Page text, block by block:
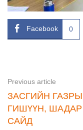
Facebook 0
Previous article
ЗАСГИЙН
ГИШҮҮН, ШАДАР
САЙД